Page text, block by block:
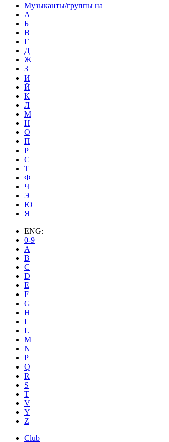
Музыканты/группы на
А
Б
В
Г
Д
Ж
З
И
Й
К
Л
М
Н
О
П
Р
С
Т
Ф
Ч
Э
Ю
Я
ENG:
0-9
A
B
C
D
E
F
G
H
I
L
M
N
P
Q
R
S
T
V
Y
Z
Club